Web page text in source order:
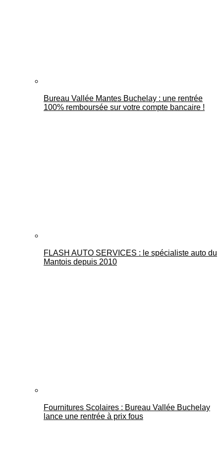
Bureau Vallée Mantes Buchelay : une rentrée
100% remboursée sur votre compte bancaire !
FLASH AUTO SERVICES : le spécialiste auto du
Mantois depuis 2010
Fournitures Scolaires : Bureau Vallée Buchelay
lance une rentrée à prix fous